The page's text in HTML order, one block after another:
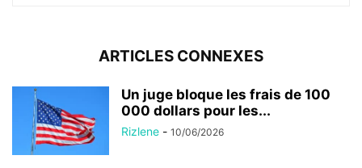
ARTICLES CONNEXES
Un juge bloque les frais de 100
000 dollars pour les...
Rizlene - 10/06/2026